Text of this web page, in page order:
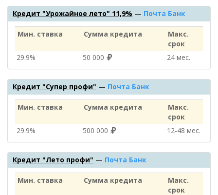
Кредит "Урожайное лето" 11,9% — Почта Банк
Мин. ставка Сумма кредита
Макс.
срок
29.9%
50 000 24 мес.
Кредит "Супер профи" — Почта Банк
Мин. ставка Сумма кредита
Макс.
срок
29.9%
500 000 12‑48 мес.
Кредит "Лето профи" — Почта Банк
Мин. ставка Сумма кредита
Макс.
срок